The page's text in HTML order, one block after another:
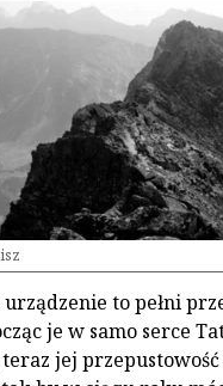
to pełni
je w samo serce
jej